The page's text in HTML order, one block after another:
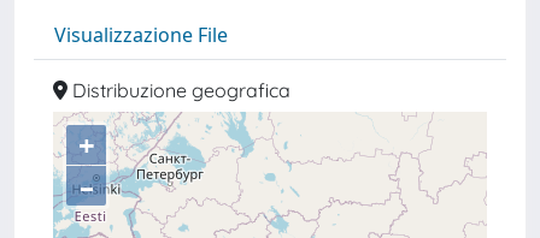
Visualizzazione File
Distribuzione geografica
+
–